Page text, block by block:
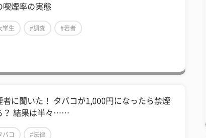
喫煙率の実態
学生 #調査 #若者
者に聞いた！ タバコが1,000円になったら禁煙
？ 結果は半々……
バコ #法律